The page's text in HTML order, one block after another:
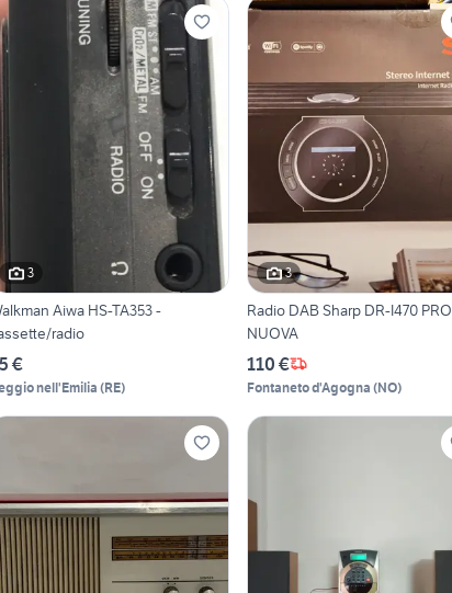
3
Aiwa HS-TA353 -
radio
€
nell'Emilia (RE)
3
Radio DAB Sharp DR-I470 PRO
NUOVA
110 €
Fontaneto d'Agogna (NO)